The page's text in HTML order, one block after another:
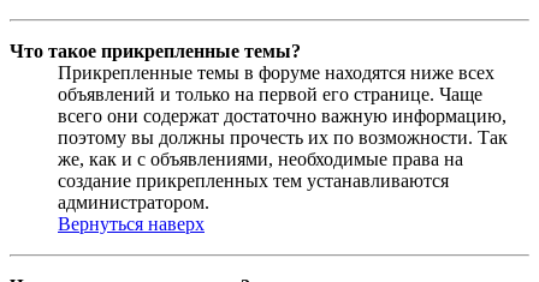
Что такое прикрепленные темы?
Прикрепленные темы в форуме находятся ниже всех
объявлений и только на первой его странице. Чаще
всего они содержат достаточно важную информацию,
поэтому вы должны прочесть их по возможности. Так
же, как и с объявлениями, необходимые права на
создание прикрепленных тем устанавливаются
администратором.
Вернуться наверх